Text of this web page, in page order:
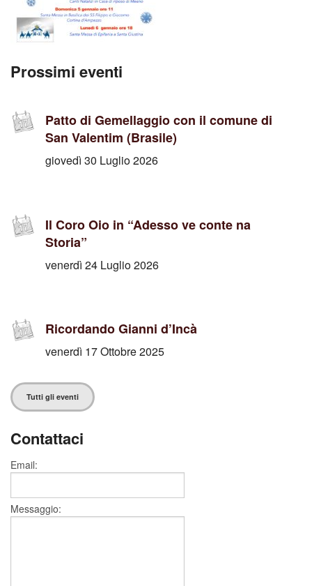
Prossimi eventi
Patto di Gemellaggio con il comune di
San Valentim (Brasile)
giovedì 30 Luglio 2026
Il Coro Oio in “Adesso ve conte na
Storia”
venerdì 24 Luglio 2026
Ricordando Gianni d’Incà
venerdì 17 Ottobre 2025
Tutti gli eventi
Contattaci
Email:
Messaggio: